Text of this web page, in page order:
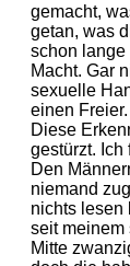
gemacht,
getan, was
schon lange
Macht. Gar
sexuelle
einen
Diese
gestürzt. Ich
Den
niemand
nichts lesen
seit meinem
Mitte